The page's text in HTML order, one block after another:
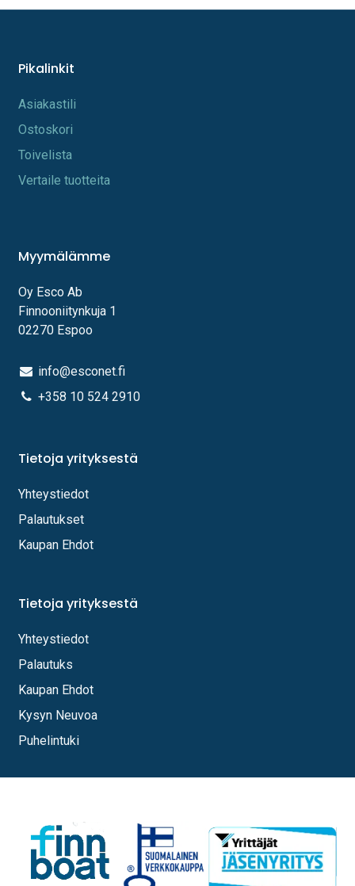
Pikalinkit
A​s​iakastili
Os​toskori
Toi​velista
Vertaile tuotteita
Myymälämme
Oy Esco Ab
Finnooniitynkuja 1
02270 Espoo
info@esconet.fi
+358 10 524 2910
Tietoja yrityksestä
Yhteystiedot
Palautukset
Kaupan Ehdot
Tietoja yrityksestä
Yhteystiedot
Palautuks
Kaupan Ehdot
Kysyn Neuvoa
Puhelintuki